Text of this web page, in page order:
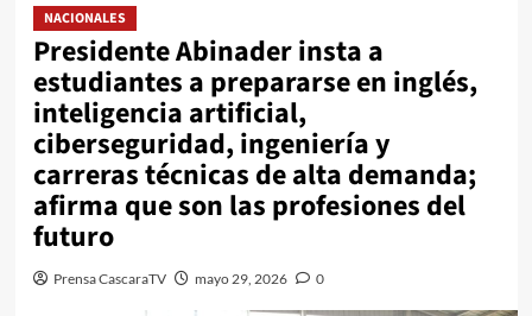
NACIONALES
Presidente Abinader insta a
estudiantes a prepararse en inglés,
inteligencia artificial,
ciberseguridad, ingeniería y
carreras técnicas de alta demanda;
afirma que son las profesiones del
futuro
Prensa CascaraTV mayo 29, 2026 0